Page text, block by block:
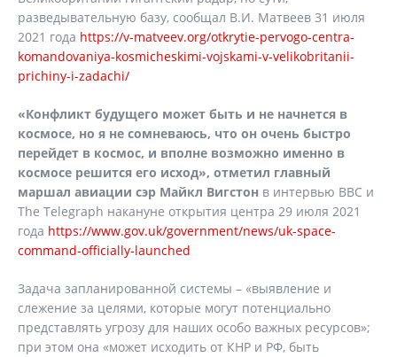
разведывательную базу, сообщал В.И. Матвеев 31 июля
2021 года https://v-matveev.org/otkrytie-pervogo-centra-
komandovaniya-kosmicheskimi-vojskami-v-velikobritanii-
prichiny-i-zadachi/
«Конфликт будущего может быть и не начнется в
космосе, но я не сомневаюсь, что он очень быстро
перейдет в космос, и вполне возможно именно в
космосе решится его исход», отметил главный
маршал авиации сэр Майкл Вигстон в интервью ВВС и
The Telegraph накануне открытия центра 29 июля 2021
года https://www.gov.uk/government/news/uk-space-
command-officially-launched
Задача запланированной системы – «выявление и
слежение за целями, которые могут потенциально
представлять угрозу для наших особо важных ресурсов»;
при этом она «может исходить от КНР и РФ, быть